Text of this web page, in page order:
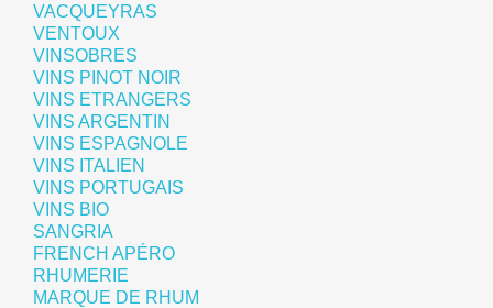
VACQUEYRAS
VENTOUX
VINSOBRES
VINS PINOT NOIR
VINS ETRANGERS
VINS ARGENTIN
VINS ESPAGNOLE
VINS ITALIEN
VINS PORTUGAIS
VINS BIO
SANGRIA
FRENCH APÉRO
RHUMERIE
MARQUE DE RHUM